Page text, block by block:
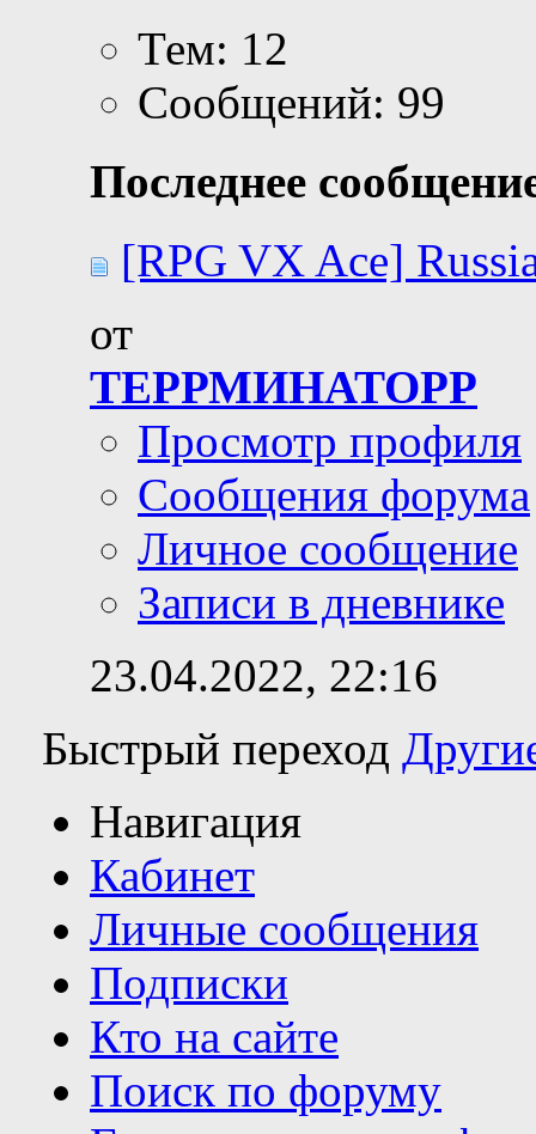
Тем: 12
Сообщений: 99
Последнее
[RPG VX Ace]
от
ТЕРРМИНАТОРР
Просмотр профиля
Сообщения форума
Личное сообщение
Записи в дневнике
23.04.2022, 22:16
Быстрый переход
Навигация
Кабинет
Личные сообщения
Подписки
Кто на сайте
Поиск по форуму